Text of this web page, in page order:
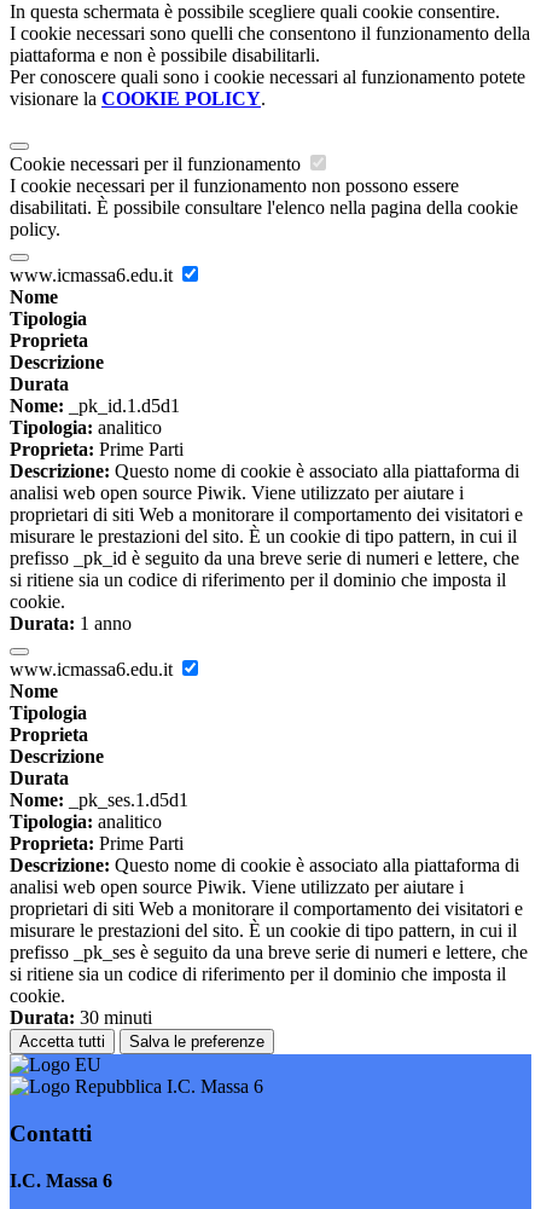
In questa schermata è possibile scegliere quali cookie consentire.
I cookie necessari sono quelli che consentono il funzionamento della
piattaforma e non è possibile disabilitarli.
Per conoscere quali sono i cookie necessari al funzionamento potete
visionare la COOKIE POLICY.
Cookie necessari per il funzionamento
I cookie necessari per il funzionamento non possono essere
disabilitati. È possibile consultare l'elenco nella pagina della cookie
policy.
www.icmassa6.edu.it
Nome
Tipologia
Proprieta
Descrizione
Durata
Nome: _pk_id.1.d5d1
Tipologia: analitico
Proprieta: Prime Parti
Descrizione: Questo nome di cookie è associato alla piattaforma di
analisi web open source Piwik. Viene utilizzato per aiutare i
proprietari di siti Web a monitorare il comportamento dei visitatori e
misurare le prestazioni del sito. È un cookie di tipo pattern, in cui il
prefisso _pk_id è seguito da una breve serie di numeri e lettere, che
si ritiene sia un codice di riferimento per il dominio che imposta il
cookie.
Durata: 1 anno
www.icmassa6.edu.it
Nome
Tipologia
Proprieta
Descrizione
Durata
Nome: _pk_ses.1.d5d1
Tipologia: analitico
Proprieta: Prime Parti
Descrizione: Questo nome di cookie è associato alla piattaforma di
analisi web open source Piwik. Viene utilizzato per aiutare i
proprietari di siti Web a monitorare il comportamento dei visitatori e
misurare le prestazioni del sito. È un cookie di tipo pattern, in cui il
prefisso _pk_ses è seguito da una breve serie di numeri e lettere, che
si ritiene sia un codice di riferimento per il dominio che imposta il
cookie.
Durata: 30 minuti
Accetta tutti Salva le preferenze
I.C. Massa 6
Contatti
I.C. Massa 6